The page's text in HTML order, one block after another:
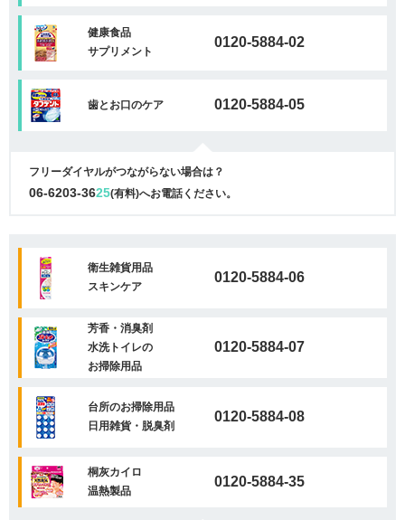
健康食品
サプリメント
0120-5884-02
歯とお口のケア 0120-5884-05
フリーダイヤルがつながらない場合は？
06-6203-3625(有料)へお電話ください。
衛生雑貨用品
スキンケア
0120-5884-06
芳香・消臭剤
水洗トイレの
お掃除用品
0120-5884-07
台所のお掃除用品
日用雑貨・脱臭剤
0120-5884-08
桐灰カイロ
温熱製品
0120-5884-35